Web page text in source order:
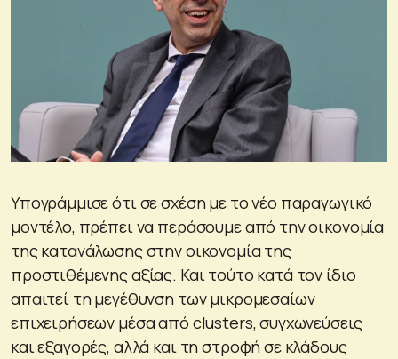
Υπογράμμισε ότι σε σχέση με το νέο παραγωγικό
μοντέλο, πρέπει να περάσουμε από την οικονομία
της κατανάλωσης στην οικονομία της
προστιθέμενης αξίας. Και τούτο κατά τον ίδιο
απαιτεί τη μεγέθυνση των μικρομεσαίων
επιχειρήσεων μέσα από clusters, συγχωνεύσεις
και εξαγορές, αλλά και τη στροφή σε κλάδους